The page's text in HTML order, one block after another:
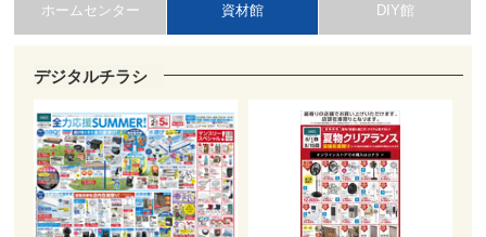
ホームセンター 資材館 DIY館
デジタルチラシ